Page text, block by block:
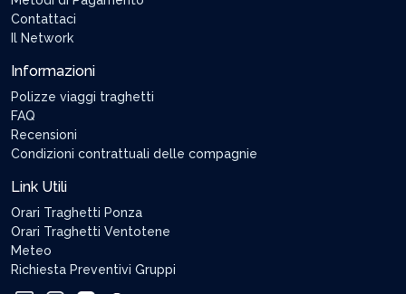
Contattaci
Il Network
Informazioni
Polizze viaggi traghetti
FAQ
Recensioni
Condizioni contrattuali delle compagnie
Link Utili
Orari Traghetti Ponza
Orari Traghetti Ventotene
Meteo
Richiesta Preventivi Gruppi